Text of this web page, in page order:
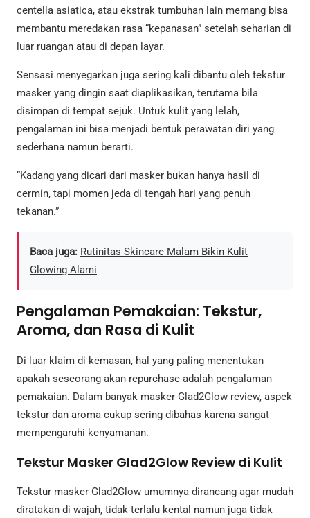
centella asiatica, atau ekstrak tumbuhan lain memang bisa
membantu meredakan rasa “kepanasan” setelah seharian di
luar ruangan atau di depan layar.
Sensasi menyegarkan juga sering kali dibantu oleh tekstur
masker yang dingin saat diaplikasikan, terutama bila
disimpan di tempat sejuk. Untuk kulit yang lelah,
pengalaman ini bisa menjadi bentuk perawatan diri yang
sederhana namun berarti.
“Kadang yang dicari dari masker bukan hanya hasil di
cermin, tapi momen jeda di tengah hari yang penuh
tekanan.”
Baca juga: Rutinitas Skincare Malam Bikin Kulit
Glowing Alami
Pengalaman Pemakaian: Tekstur,
Aroma, dan Rasa di Kulit
Di luar klaim di kemasan, hal yang paling menentukan
apakah seseorang akan repurchase adalah pengalaman
pemakaian. Dalam banyak masker Glad2Glow review, aspek
tekstur dan aroma cukup sering dibahas karena sangat
mempengaruhi kenyamanan.
Tekstur Masker Glad2Glow Review di Kulit
Tekstur masker Glad2Glow umumnya dirancang agar mudah
diratakan di wajah, tidak terlalu kental namun juga tidak